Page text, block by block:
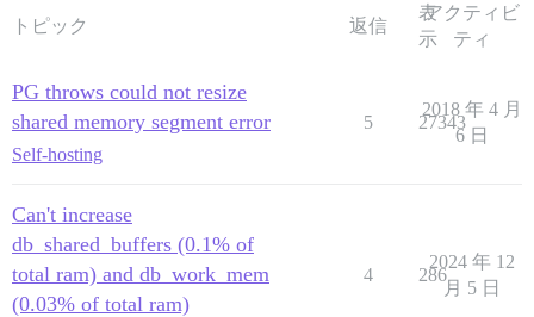
トピック 返信
表
示
アクティビ
ティ
PG throws could not resize
shared memory segment error
Self-hosting
5 27343
2018 年 4 月
6 日
Can't increase
db_shared_buffers (0.1% of
total ram) and db_work_mem
(0.03% of total ram)
4 286
2024 年 12
月 5 日